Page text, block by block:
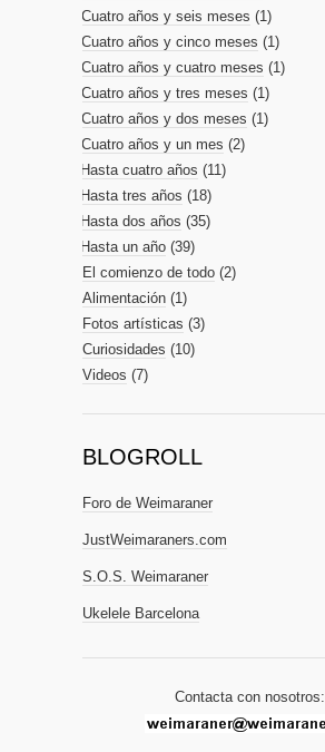
Cuatro años y seis meses (1)
Cuatro años y cinco meses (1)
Cuatro años y cuatro meses (1)
Cuatro años y tres meses (1)
Cuatro años y dos meses (1)
Cuatro años y un mes (2)
Hasta cuatro años (11)
Hasta tres años (18)
Hasta dos años (35)
Hasta un año (39)
El comienzo de todo (2)
Alimentación (1)
Fotos artísticas (3)
Curiosidades (10)
Videos (7)
BLOGROLL
Foro de Weimaraner
JustWeimaraners.com
S.O.S. Weimaraner
Ukelele Barcelona
Contacta con nosotros: